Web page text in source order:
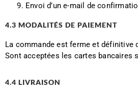
Envoi d’un e-mail de
4.3 MODALITÉS DE PAIEMENT
La commande est ferme et définitive
Sont acceptées les cartes bancaires
4.4 LIVRAISON